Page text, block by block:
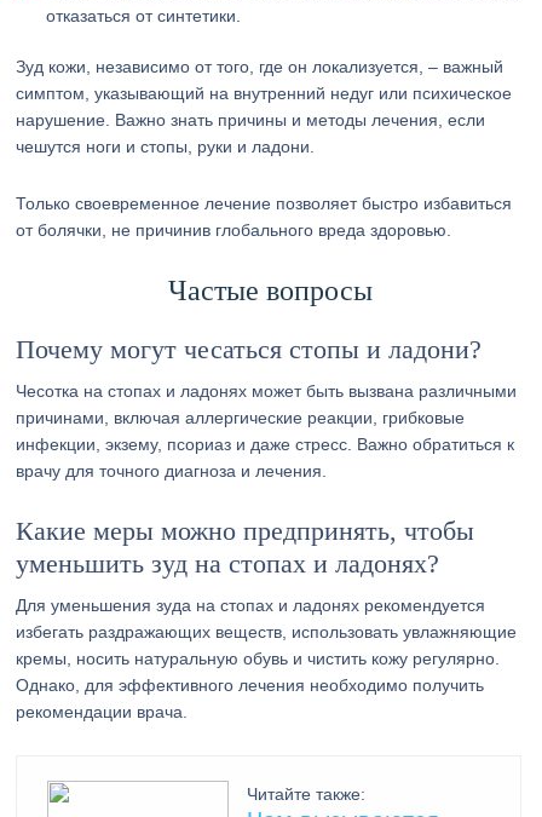
отказаться от синтетики.
Зуд кожи, независимо от того, где он локализуется, – важный
симптом, указывающий на внутренний недуг или психическое
нарушение. Важно знать причины и методы лечения, если
чешутся ноги и стопы, руки и ладони.
Только своевременное лечение позволяет быстро избавиться
от болячки, не причинив глобального вреда здоровью.
Частые вопросы
Почему могут чесаться стопы и ладони?
Чесотка на стопах и ладонях может быть вызвана различными
причинами, включая аллергические реакции, грибковые
инфекции, экзему, псориаз и даже стресс. Важно обратиться к
врачу для точного диагноза и лечения.
Какие меры можно предпринять, чтобы
уменьшить зуд на стопах и ладонях?
Для уменьшения зуда на стопах и ладонях рекомендуется
избегать раздражающих веществ, использовать увлажняющие
кремы, носить натуральную обувь и чистить кожу регулярно.
Однако, для эффективного лечения необходимо получить
рекомендации врача.
Читайте также: